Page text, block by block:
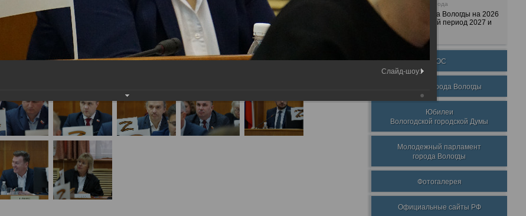
7 декабря 2025 года
Бюджет города Вологды на 2026
год и плановый период 2027 и
2028 годов.
ТОС
Награды города Вологды
Юбилеи
Вологодской городской Думы
Молодежный парламент
города Вологды
Фотогалерея
Официальные сайты РФ
Слайд-шоу: